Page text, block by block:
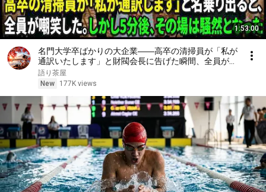
1:53:00
名門大学卒ばかりの大企業――高卒の清掃員が「私が
通訳いたします」と財閥会長に告げた瞬間、全員が嘲
笑した。しかし5分後、その場は静まり返った。#動
エピソード#老後の物語 #家族の物語
語り茶屋
New
177K views